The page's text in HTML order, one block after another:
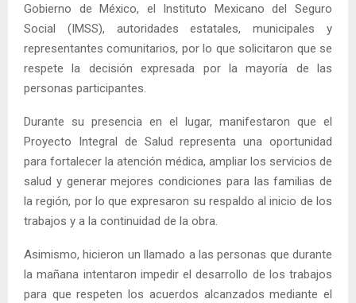
Gobierno de México, el Instituto Mexicano del Seguro
Social (IMSS), autoridades estatales, municipales y
representantes comunitarios, por lo que solicitaron que se
respete la decisión expresada por la mayoría de las
personas participantes.
Durante su presencia en el lugar, manifestaron que el
Proyecto Integral de Salud representa una oportunidad
para fortalecer la atención médica, ampliar los servicios de
salud y generar mejores condiciones para las familias de
la región, por lo que expresaron su respaldo al inicio de los
trabajos y a la continuidad de la obra.
Asimismo, hicieron un llamado a las personas que durante
la mañana intentaron impedir el desarrollo de los trabajos
para que respeten los acuerdos alcanzados mediante el